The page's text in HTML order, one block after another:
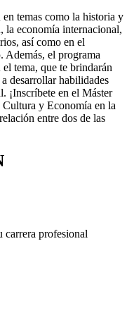
temas como la historia y
economía internacional,
así como en el
Además, el programa
tema, que te brindarán
desarrollar habilidades
¡Inscríbete en el Máster
y Economía en la
entre dos de las
carrera profesional